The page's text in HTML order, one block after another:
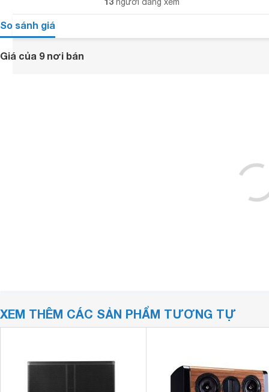
So sánh giá
Giá của 9 nơi bán
XEM THÊM CÁC SẢN PHẨM TƯƠNG TỰ